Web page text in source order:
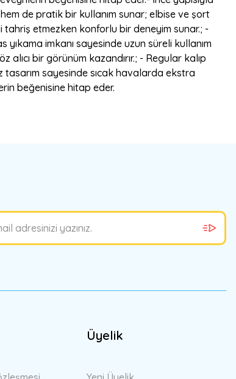
de pratik bir kullanım sunar; elbise ve şort
tahriş etmezken konforlu bir deneyim sunar.; -
yıkama imkanı sayesinde uzun süreli kullanım
bir görünüm kazandırır.; - Regular kalıp
tasarım sayesinde sıcak havalarda ekstra
beğenisine hitap eder.
Üyelik